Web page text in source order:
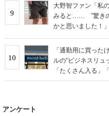
9
大野智ファン「私
みると…… ‟驚きの
かと思いました！」
10
「通勤用に買っ
ルの“ビジネスリ
「たくさん入る」
アンケート